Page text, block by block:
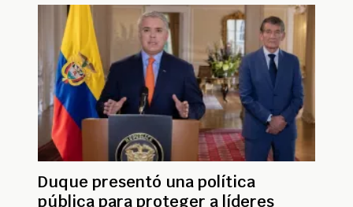
Duque presentó una política
pública para proteger a líderes